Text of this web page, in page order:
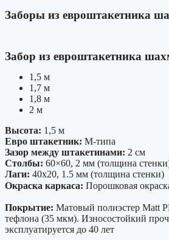
Заборы из евроштакетника
Забор из евроштакетника
1,5 м
1,7 м
1,8 м
2 м
Высота: 1,5 м
Евро штакетник: М-типа
Зазор между штакетинами: 2 см
Столбы: 60×60, 2 мм (толщина
Лаги: 40х20, 1.5 мм (толщина стенки)
Окраска каркаса: Порошковая
Покрытие: Матовый полиэстер Matt
тефлона (35 мкм). Износостойкий
эксплуатируется до 40 лет